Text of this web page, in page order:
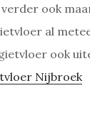
ook
al
ook
Nijbroek